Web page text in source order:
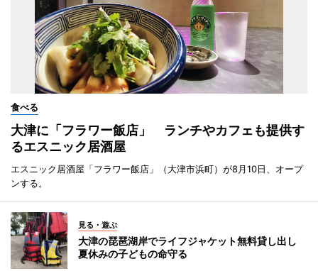
食べる
大津に「フラワー飯店」 ランチやカフェも提供す
るエスニック居酒屋
エスニック居酒屋「フラワー飯店」（大津市浜町）が8月10日、オープ
ンする。
見る・遊ぶ
大津の琵琶湖岸でライフジャケット無料貸し出し
夏休みの子どもの命守る